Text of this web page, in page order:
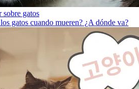
sobre gatos
gatos cuando mueren? ¿A dónde va?